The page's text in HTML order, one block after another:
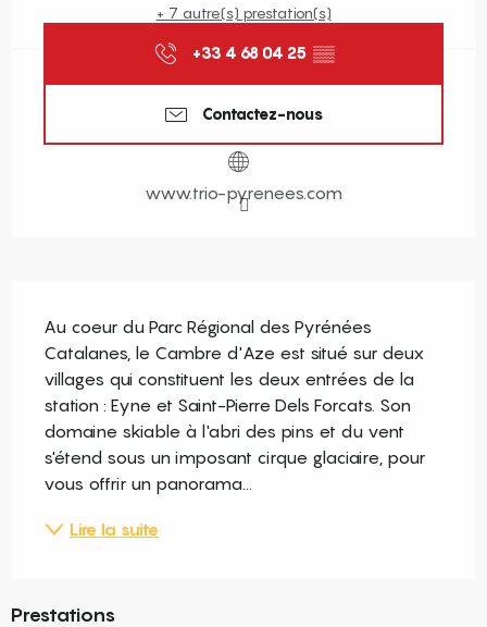
+ 7 autre(s) prestation(s)
+33 4 68 04 25 ▒▒
Contactez-nous
www.trio-pyrenees.com
Au coeur du Parc Régional des Pyrénées
Catalanes, le Cambre d'Aze est situé sur deux
villages qui constituent les deux entrées de la
station : Eyne et Saint-Pierre Dels Forcats. Son
domaine skiable à l'abri des pins et du vent
s'étend sous un imposant cirque glaciaire, pour
vous offrir un panorama...
Lire la suite
Prestations